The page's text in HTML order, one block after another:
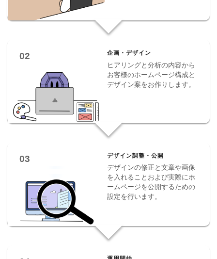
02 企画・デザイン
ヒアリングと分析の内容から
お客様のホームページ構成と
デザイン案をお作りします。
03 デザイン調整・公開
デザインの修正と文章や画像
を入れることおよび実際にホ
ームページを公開するための
設定を行います。